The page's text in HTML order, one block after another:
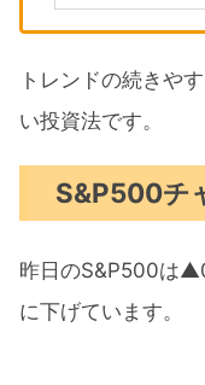
トレンドの続きや
い投資法です。
S&P500チ
昨日のS&P500は
に下げています。